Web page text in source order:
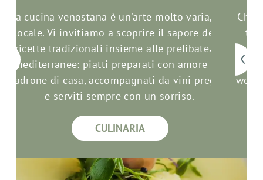
La cucina venostana è un'arte molto varia, ma
locale. Vi invitiamo a scoprire il sapore delle
ricette tradizionali insieme alle prelibatezze
mediterranee: piatti preparati con amore dal
padrone di casa, accompagnati da vini pregiati
e serviti sempre con un sorriso.
CULINARIA
Che
lo